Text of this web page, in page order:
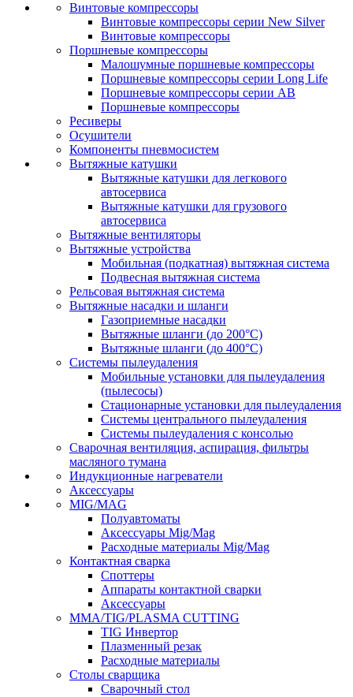
Винтовые компрессоры
Винтовые компрессоры серии New Silver
Винтовые компрессоры
Поршневые компрессоры
Малошумные поршневые компрессоры
Поршневые компрессоры серии Long Life
Поршневые компрессоры серии AB
Поршневые компрессоры
Ресиверы
Осушители
Компоненты пневмосистем
Вытяжные катушки
Вытяжные катушки для легкового
автосервиса
Вытяжные катушки для грузового
автосервиса
Вытяжные вентиляторы
Вытяжные устройства
Мобильная (подкатная) вытяжная система
Подвесная вытяжная система
Рельсовая вытяжная система
Вытяжные насадки и шланги
Газоприемные насадки
Вытяжные шланги (до 200°C)
Вытяжные шланги (до 400°C)
Системы пылеудаления
Мобильные установки для пылеудаления
(пылесосы)
Стационарные установки для пылеудаления
Системы центрального пылеудаления
Системы пылеудаления с консолью
Сварочная вентиляция, аспирация, фильтры
масляного тумана
Индукционные нагреватели
Аксессуары
MIG/MAG
Полуавтоматы
Аксессуары Mig/Mag
Расходные материалы Mig/Mag
Контактная сварка
Споттеры
Аппараты контактной сварки
Аксессуары
MMA/TIG/PLASMA CUTTING
TIG Инвертор
Плазменный резак
Расходные материалы
Столы сварщика
Сварочный стол